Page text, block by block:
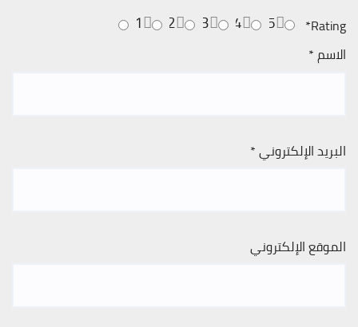
Rating
*
5
4
3
2
1
الاسم*
البريد الإلكتروني*
الموقع الإلكتروني